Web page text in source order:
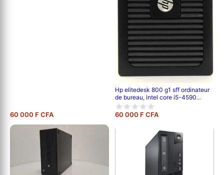
60 000 F CFA
Hp elitedesk 800 g1 sff ordinateur
de bureau, intel core i5-4590
jusqu'à 3,7 ghz, 8 go de ram, hdd
500 go
60 000 F CFA